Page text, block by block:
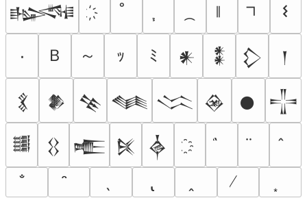
𒈙 𐌔
٠ Ｂ ～ ｯ ﾐ 𒀭 𒀮 𒁷 𒁹
𒃽 𒆎 𒆚 𒈝 𒈱 𒊲 𒊹 𒋲
𒌃 𒌐 𒍫 𒍮 𒎓